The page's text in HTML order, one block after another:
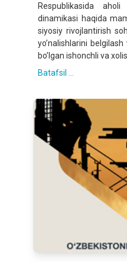
Respublikasida
dinamikasi haqida
siyosiy rivojlantirish
yoʼnalishlarini
boʼlgan ishonchli va
Batafsil ...